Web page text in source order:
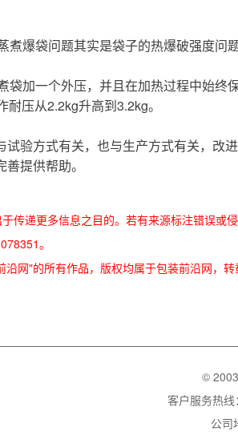
煮爆袋问题其实是袋子的热爆破强度问
袋加一个外压，并且在加热过程中始
压从2.2kg升高到3.2kg。
试验方式有关，也与生产方式有关，改
提供帮助。
传递更多信息之目的。若有来源标注错误或
。
沿网"的所有作品，版权均属于包装前沿网，
©
客户服务热
公司